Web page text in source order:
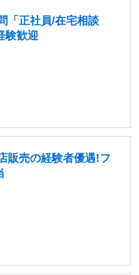
「正社員/在宅相談
験歓迎
販売の経験者優遇!フ